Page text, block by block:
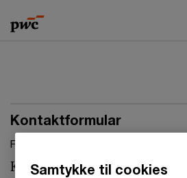
to
content
to
footer
Kontaktformular
Felter, markeret med stjerne, skal
Kontaktperson:Christa
Samtykke til cookies